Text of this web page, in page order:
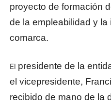
proyecto de formación
de la empleabilidad y
comarca.
El presidente de la
el vicepresidente,
recibido de mano de la